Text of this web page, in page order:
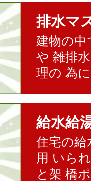
排水マ
建物の中
や 雑排
理の 為
給水給
住宅の給
用 いら
と架 橋